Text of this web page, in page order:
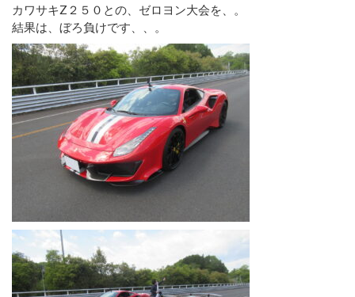
カワサキZ２５０との、ゼロヨン大会を、。
結果は、ぼろ負けです、、。